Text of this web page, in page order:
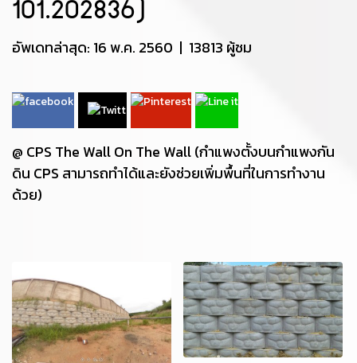
101.202836)
อัพเดทล่าสุด: 16 พ.ค. 2560 | 13813 ผู้ชม
@ CPS The Wall On The Wall (กำแพงตั้งบนกำแพงกัน
ดิน CPS สามารถทำได้และยังช่วยเพิ่มพื้นที่ในการทำงาน
ด้วย)